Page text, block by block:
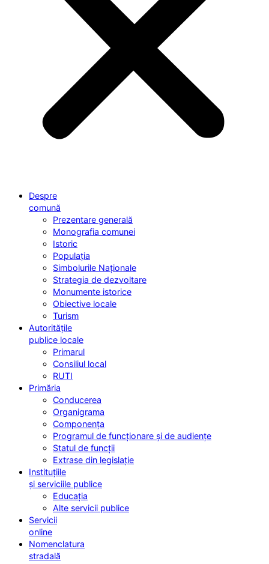
Despre
comună
Prezentare generală
Monografia comunei
Istoric
Populația
Simbolurile Naționale
Strategia de dezvoltare
Monumente istorice
Obiective locale
Turism
Autoritățile
publice locale
Primarul
Consiliul local
RUTI
Primăria
Conducerea
Organigrama
Componența
Programul de funcționare și de audiențe
Statul de funcții
Extrase din legislație
Instituțiile
și serviciile publice
Educația
Alte servicii publice
Servicii
online
Nomenclatura
stradală